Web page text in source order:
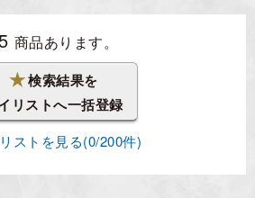
商品あります。
★検索結果を
リストへ一括登録
ストを見る(0/200件)